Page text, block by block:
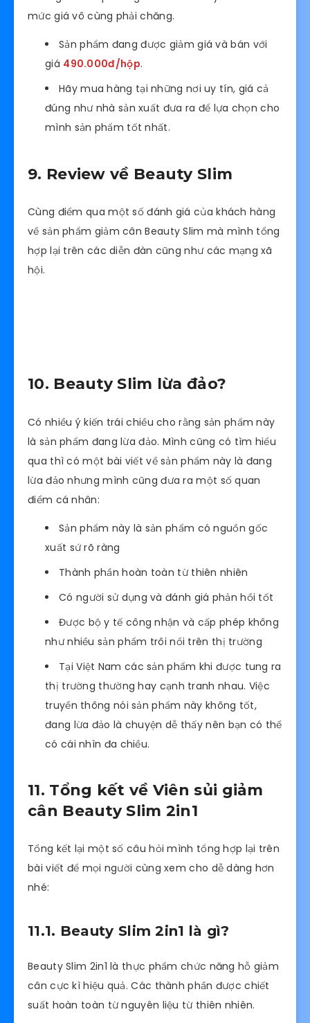
mức giá vô cùng phải chăng.
Sản phẩm đang được giảm giá và bán với
giá 490.000đ/hộp.
Hãy mua hàng tại những nơi uy tín, giá cả
đúng như nhà sản xuất đưa ra để lựa chọn cho
mình sản phẩm tốt nhất.
9. Review về Beauty Slim
Cùng điểm qua một số đánh giá của khách hàng
về sản phẩm giảm cân Beauty Slim mà mình tổng
hợp lại trên các diễn đàn cũng như các mạng xã
hội.
10. Beauty Slim lừa đảo?
Có nhiều ý kiến trái chiều cho rằng sản phẩm này
là sản phẩm đang lừa đảo. Mình cũng có tìm hiểu
qua thì có một bài viết về sản phẩm này là đang
lừa đảo nhưng mình cũng đưa ra một số quan
điểm cá nhân:
Sản phẩm này là sản phẩm có nguồn gốc
xuất sứ rõ ràng
Thành phần hoàn toàn từ thiên nhiên
Có người sử dụng và đánh giá phản hồi tốt
Được bộ y tế công nhận và cấp phép không
như nhiều sản phẩm trôi nổi trên thị trường
Tại Việt Nam các sản phẩm khi được tung ra
thị trường thường hay cạnh tranh nhau. Việc
truyền thông nói sản phẩm này không tốt,
đang lừa đảo là chuyện dễ thấy nên bạn có thể
có cái nhìn đa chiều.
11. Tổng kết về Viên sủi giảm
cân Beauty Slim 2in1
Tổng kết lại một số câu hỏi mình tổng hợp lại trên
bài viết để mọi người cùng xem cho dễ dàng hơn
nhé:
11.1. Beauty Slim 2in1 là gì?
Beauty Slim 2in1 là thực phẩm chức năng hỗ giảm
cân cực kì hiệu quả. Các thành phần được chiết
suất hoàn toàn từ nguyên liệu từ thiên nhiên.